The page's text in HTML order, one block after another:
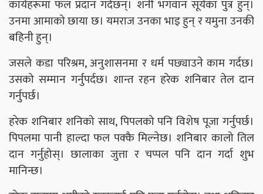
कार्यहरूमा फल प्रदान गर्दछन्। शनी भगवान सूर्यका पुत्र हुन्।
उनमा आमाको छाया छ। यमराज उनका भाइ हुन् र यमुना उनकी
बहिनी हुन्।
जसले कडा परिश्रम, अनुशासनमा र धर्म पछ्याउने काम गर्दछ।
उसको सम्मान गर्नुपर्दछ। शान्त रहन हरेक शनिबार तेल दान
गर्नुपर्छ।
हरेक शनिबार शनिको साथ, पिपलको पनि विशेष पूजा गर्नुपर्छ।
पिपलमा पानी हाल्दा फल पक्कै मिल्नेछ। शनिबार कालो तिल
दान गर्नुहोस्। छालाका जुत्ता र चप्पल पनि दान गर्दा शुभ
मानिन्छ।